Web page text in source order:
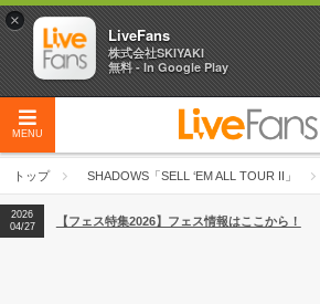
MENU
トップ SHADOWS「SELL ‘EM ALL TOUR II」
2026
04/27
2026
【ライブ動員ランキング】2026年上半期編発表！
2026
04/27
【フェス特集2026】フェス情報はここから！
×
LiveFans
株式会社SKIYAKI
無料 - In Google Play